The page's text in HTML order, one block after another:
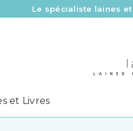
Le spécialiste laines
Des fils de qualité
Livraison
et Livres